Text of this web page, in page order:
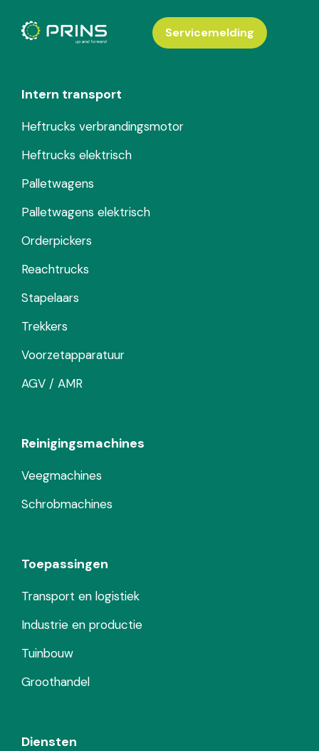
Intern transport
Heftrucks verbrandingsmotor
Heftrucks elektrisch
Palletwagens
Palletwagens elektrisch
Orderpickers
Reachtrucks
Stapelaars
Trekkers
Voorzetapparatuur
AGV / AMR
Reinigingsmachines
Veegmachines
Schrobmachines
Toepassingen
Transport en logistiek
Industrie en productie
Tuinbouw
Groothandel
Diensten
Servicemelding